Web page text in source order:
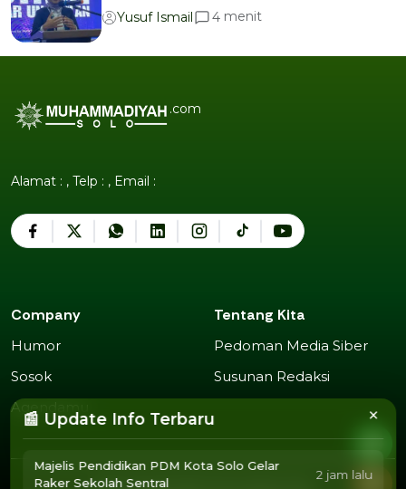
Yusuf Ismail
4 menit
.com
Alamat : , Telp : , Email :
Company
Humor
Sosok
Agendamu
Agendamu
Tentang Kita
Pedoman Media Siber
Susunan Redaksi
2025 Copyright @
📰 Update Info Terbaru
Majelis Pendidikan PDM Kota Solo Gelar
Raker Sekolah Sentral
2 jam lalu
×